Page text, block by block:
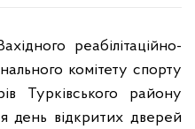
реабілітаційно-
комітету спорту
Турківського району
день відкритих дверей